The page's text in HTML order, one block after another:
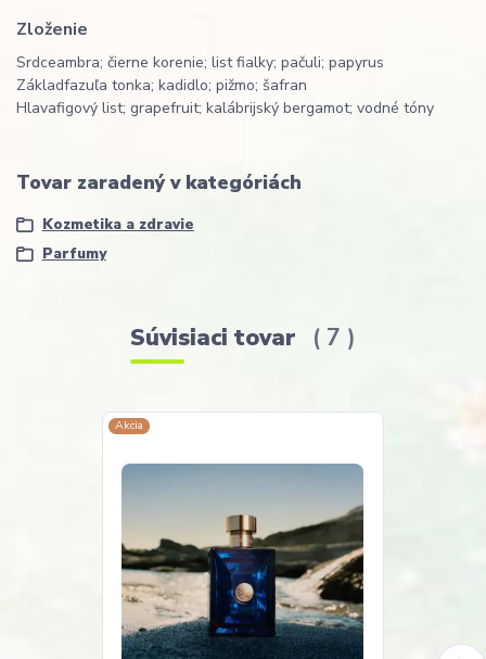
Zloženie
Srdceambra; čierne korenie; list fialky; pačuli; papyrus
Základfazuľa tonka; kadidlo; pižmo; šafran
Hlavafigový list; grapefruit; kalábrijský bergamot; vodné tóny
Tovar zaradený v kategóriách
Kozmetika a zdravie
Parfumy
Súvisiaci tovar 7
Akcia